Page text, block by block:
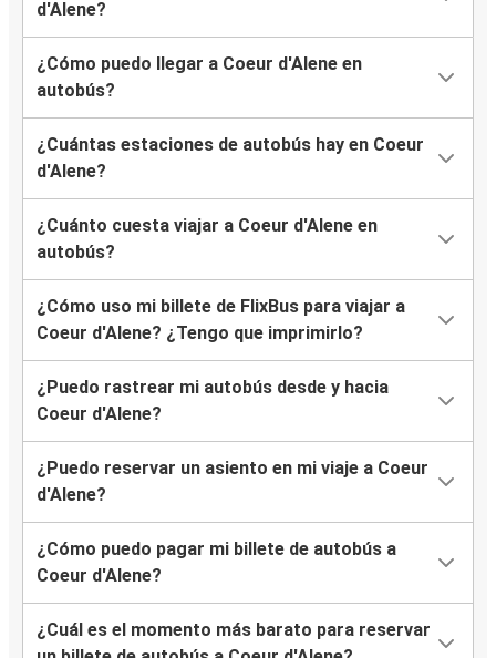
d'Alene?
¿Cómo puedo llegar a Coeur d'Alene en
autobús?
¿Cuántas estaciones de autobús hay en Coeur
d'Alene?
¿Cuánto cuesta viajar a Coeur d'Alene en
autobús?
¿Cómo uso mi billete de FlixBus para viajar a
Coeur d'Alene? ¿Tengo que imprimirlo?
¿Puedo rastrear mi autobús desde y hacia
Coeur d'Alene?
¿Puedo reservar un asiento en mi viaje a Coeur
d'Alene?
¿Cómo puedo pagar mi billete de autobús a
Coeur d'Alene?
¿Cuál es el momento más barato para reservar